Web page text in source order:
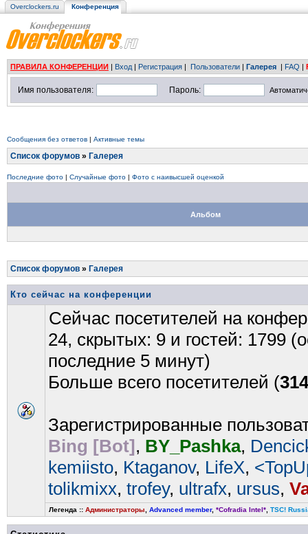
Overclockers.ru Конференция
ПРАВИЛА КОНФЕРЕНЦИИ | Вход | Регистрация | Пользователи | Галерея | FAQ |
Имя пользователя: Пароль:
Сообщения без ответов | Активные темы
Список форумов » Галерея
Последние фото | Случайные фото | Фото с наивысшей оценкой
Альбом
Список форумов » Галерея
Кто сейчас на конференции
Сейчас посетителей на
24, скрытых: 9 и гостей: 1799
последние 5 минут)
Больше всего посетителей (
Зарегистрированные
Bing [Bot], BY_Pashka,
kemiisto, Ktaganov, LifeX,
tolikmixx, trofey, ultrafx, ursus,
Легенда :: Администраторы Advanced member, *Cofradia Intel* TSC!